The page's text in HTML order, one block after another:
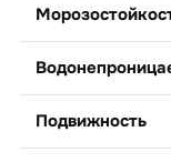
Подвижность